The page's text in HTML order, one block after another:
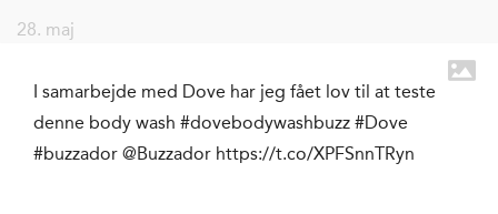
28. maj
I samarbejde med Dove har jeg fået lov til at teste
denne body wash #dovebodywashbuzz #Dove
#buzzador @Buzzador https://t.co/XPFSnnTRyn